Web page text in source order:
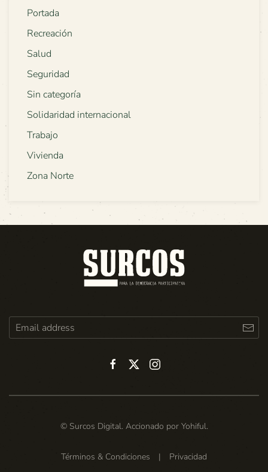
Portada
Recreación
Salud
Seguridad
Sin categoría
Solidaridad internacional
Trabajo
Vivienda
Zona Norte
© Surcos Digital. Accionado por Yohiful.
Términos & Condiciones | Privacidad